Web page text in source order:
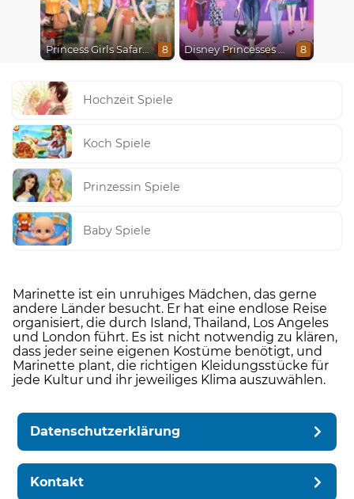
Princess Girls Safari Trip 8 Disney Princesses Runway Show 8
Hochzeit Spiele
Koch Spiele
Prinzessin Spiele
Baby Spiele
Marinette ist ein unruhiges Mädchen, das gerne
andere Länder besucht. Er hat eine endlose Reise
organisiert, die durch Island, Thailand, Los Angeles
und London führt. Es ist nicht notwendig zu klären,
dass jeder seine eigenen Kostüme benötigt, und
Marinette plant, die richtigen Kleidungsstücke für
jede Kultur und ihr jeweiliges Klima auszuwählen.
Datenschutzerklärung
Kontakt